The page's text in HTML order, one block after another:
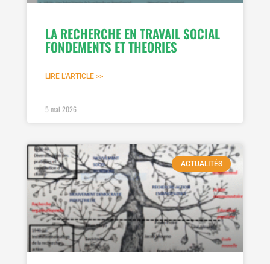
LA RECHERCHE EN TRAVAIL SOCIAL
FONDEMENTS ET THEORIES
LIRE L'ARTICLE >>
5 mai 2026
ACTUALITÉS